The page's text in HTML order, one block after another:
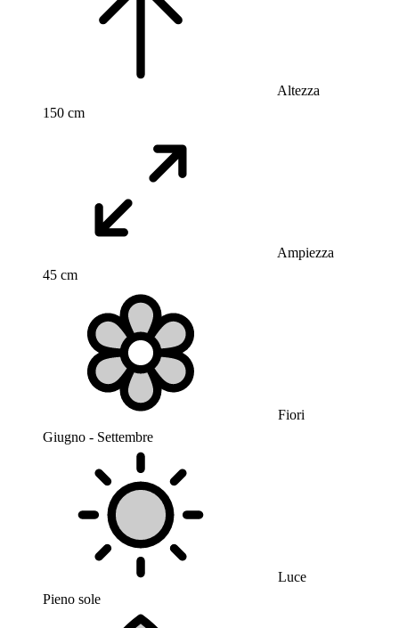
Altezza
150 cm
Ampiezza
45 cm
Fiori
Giugno - Settembre
Luce
Pieno sole